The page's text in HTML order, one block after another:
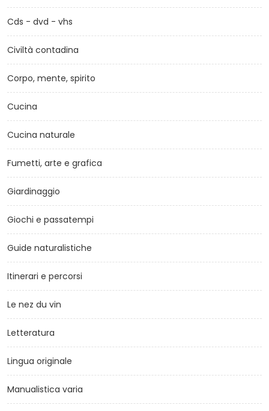
Cds - dvd - vhs
Civiltà contadina
Corpo, mente, spirito
Cucina
Cucina naturale
Fumetti, arte e grafica
Giardinaggio
Giochi e passatempi
Guide naturalistiche
Itinerari e percorsi
Le nez du vin
Letteratura
Lingua originale
Manualistica varia